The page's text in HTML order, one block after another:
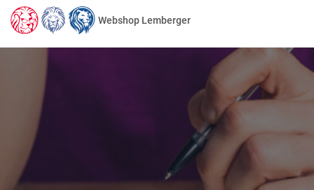
Webshop Lemberger